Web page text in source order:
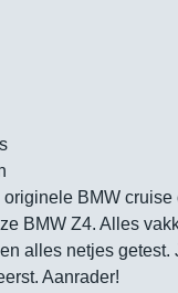
originele BMW cruise
BMW Z4. Alles
alles netjes getest.
Aanrader!